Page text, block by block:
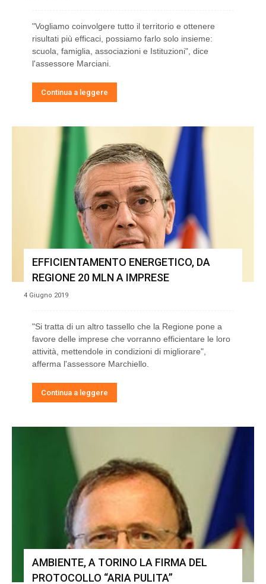
"Vogliamo coinvolgere tutto il territorio e ottenere
risultati più efficaci, possiamo farlo solo insieme:
scuola, famiglia, associazioni e Istituzioni", dice
l'assessore Marciani.
Continua a leggere
EFFICIENTAMENTO ENERGETICO, DA
REGIONE 20 MLN A IMPRESE
4 Giugno 2019
"Si tratta di un altro tassello che la Regione pone a
favore delle imprese che vorranno efficientare le loro
attività, mettendole in condizioni di migliorare",
afferma l'assessore Marchiello.
Continua a leggere
AMBIENTE, A TORINO LA FIRMA DEL
PROTOCOLLO “ARIA PULITA”